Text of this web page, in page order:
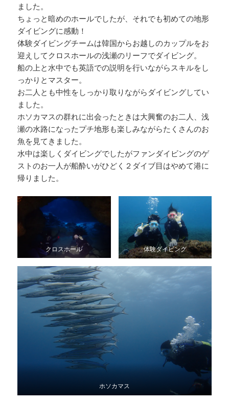
ました。
ちょっと暗めのホールでしたが、それでも初めての地形
ダイビングに感動！
体験ダイビングチームは韓国からお越しのカップルをお
迎えしてクロスホールの浅瀬のリーフでダイビング。
船の上と水中でも英語での説明を行いながらスキルをし
っかりとマスター。
お二人とも中性をしっかり取りながらダイビングしてい
ました。
ホソカマスの群れに出会ったときは大興奮のお二人、浅
瀬の水路になったプチ地形も楽しみながらたくさんのお
魚を見てきました。
水中は楽しくダイビングでしたがファンダイビングのゲ
ストのお一人が船酔いがひどく２ダイブ目はやめて港に
帰りました。
クロスホール 体験ダイビング
ホソカマス